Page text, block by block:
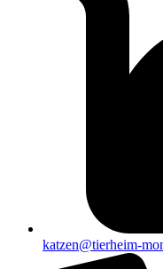
katzen@tierheim-